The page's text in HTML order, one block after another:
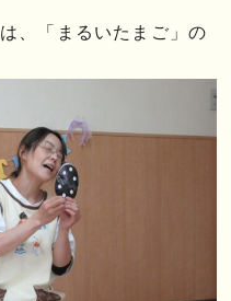
、「まるいたまご」の